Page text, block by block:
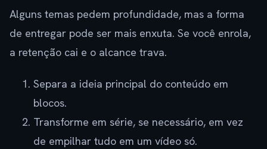
Alguns temas pedem profundidade, mas a forma
de entregar pode ser mais enxuta. Se você enrola,
a retenção cai e o alcance trava.
Separa a ideia principal do conteúdo em
blocos.
Transforme em série, se necessário, em vez
de empilhar tudo em um vídeo só.